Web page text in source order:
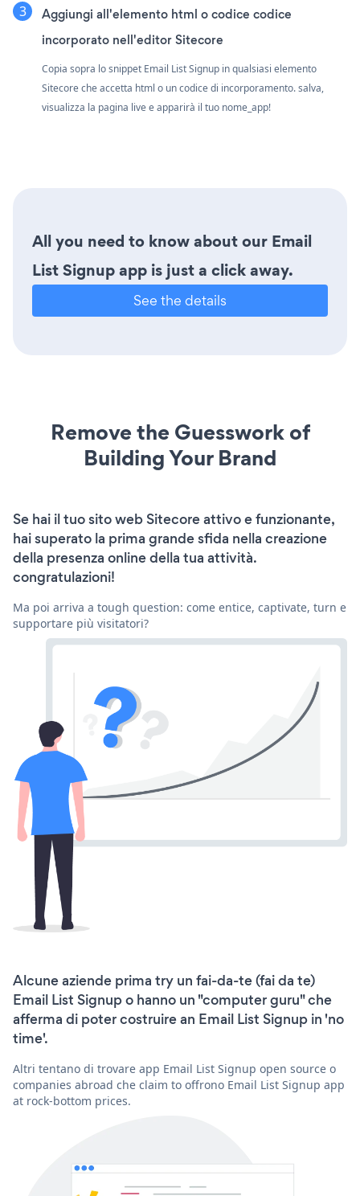
Aggiungi all'elemento html o codice codice
incorporato nell'editor Sitecore
Copia sopra lo snippet Email List Signup in qualsiasi elemento
Sitecore che accetta html o un codice di incorporamento. salva,
visualizza la pagina live e apparirà il tuo nome_app!
All you need to know about our Email
List Signup app is just a click away.
See the details
Remove the Guesswork of
Building Your Brand
Se hai il tuo sito web Sitecore attivo e funzionante,
hai superato la prima grande sfida nella creazione
della presenza online della tua attività.
congratulazioni!
Ma poi arriva a tough question: come entice, captivate, turn e
supportare più visitatori?
Alcune aziende prima try un fai-da-te (fai da te)
Email List Signup o hanno un "computer guru" che
afferma di poter costruire an Email List Signup in 'no
time'.
Altri tentano di trovare app Email List Signup open source o
companies abroad che claim to offrono Email List Signup app
at rock-bottom prices.